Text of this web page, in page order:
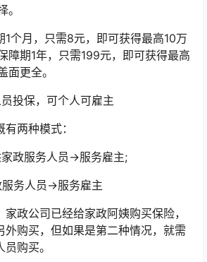
1个月，只需8元，即可获得最高10万
障期1年，只需199元，即可获得最高
面更全。
投保，可个人可雇主
两种模式：
政服务人员→服务雇主;
务人员→服务雇主
政公司已经给家政阿姨购买保险，
外购买，但如果是第二种情况，就需
购买。